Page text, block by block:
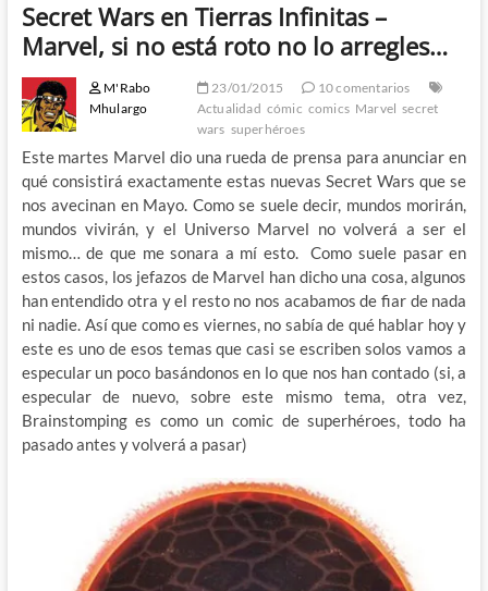
Secret Wars en Tierras Infinitas –
Marvel, si no está roto no lo arregles…
M'Rabo
Mhulargo
23/01/2015
10 comentarios
Actualidad cómic comics Marvel secret
wars superhéroes
Este martes Marvel dio una rueda de prensa para anunciar en
qué consistirá exactamente estas nuevas Secret Wars que se
nos avecinan en Mayo. Como se suele decir, mundos morirán,
mundos vivirán, y el Universo Marvel no volverá a ser el
mismo… de que me sonara a mí esto. Como suele pasar en
estos casos, los jefazos de Marvel han dicho una cosa, algunos
han entendido otra y el resto no nos acabamos de fiar de nada
ni nadie. Así que como es viernes, no sabía de qué hablar hoy y
este es uno de esos temas que casi se escriben solos vamos a
especular un poco basándonos en lo que nos han contado (si, a
especular de nuevo, sobre este mismo tema, otra vez,
Brainstomping es como un comic de superhéroes, todo ha
pasado antes y volverá a pasar)